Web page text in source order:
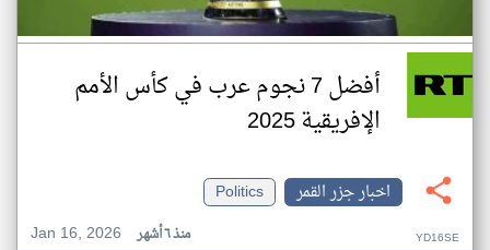
أفضل 7 نجوم عرب في كأس الأمم
الإفريقية 2025
اخبار جزر القمر
Politics
Jan 16, 2026
منذ ٦ أشهر YD16SE